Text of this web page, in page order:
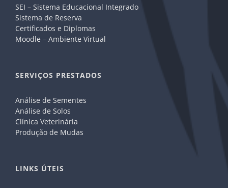
SEI – Sistema Educacional Integrado
Sistema de Reserva
Certificados e Diplomas
Moodle – Ambiente Virtual
SERVIÇOS PRESTADOS
Análise de Sementes
Análise de Solos
Clínica Veterinária
Produção de Mudas
LINKS ÚTEIS